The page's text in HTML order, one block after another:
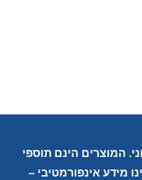
המוצרים הינם תוספי
מידע אינפורמטיבי –